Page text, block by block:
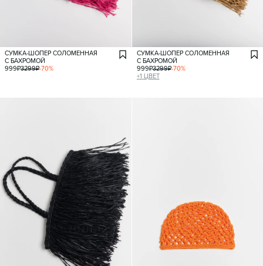
СУМКА-ШОПЕР СОЛОМЕННАЯ
С БАХРОМОЙ
999₽3299₽-70%
СУМКА-ШОПЕР СОЛОМЕННАЯ
С БАХРОМОЙ
999₽3299₽-70%
+1 ЦВЕТ